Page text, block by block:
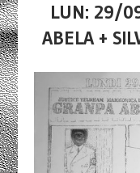
LUN: 29/
ABELA +